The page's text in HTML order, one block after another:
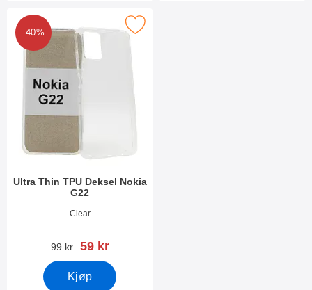
-40%
Ultra Thin TPU Deksel Nokia
G22
Varenummer 47773
Clear
gammel pris
99 kr ny pris
59 kr
Kjøp
Merk ultra Thin TPU Deksel Nokia G22 som favoritt